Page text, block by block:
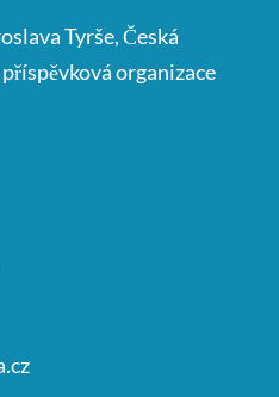
Tyrše, Česká
organizace